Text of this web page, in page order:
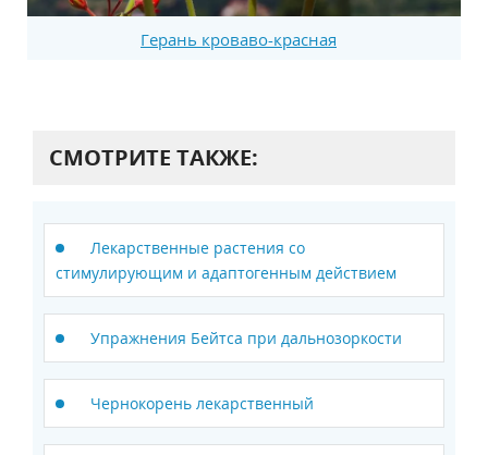
Герань кроваво-красная
СМОТРИТЕ ТАКЖЕ:
Лекарственные растения со
стимулирующим и адаптогенным действием
Упражнения Бейтса при дальнозоркости
Чернокорень лекарственный